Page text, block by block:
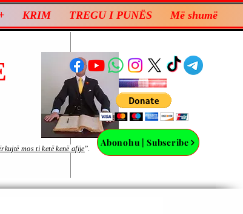
KRIM TREGU I PUNËS Më shumë
Abonohu | Subscribe
mos ti ketë kenë afije”.